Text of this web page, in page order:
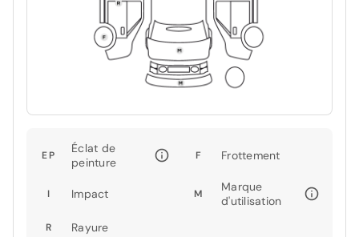
EP
Éclat de
peinture
F Frottement
I Impact M
Marque
d'utilisation
R Rayure